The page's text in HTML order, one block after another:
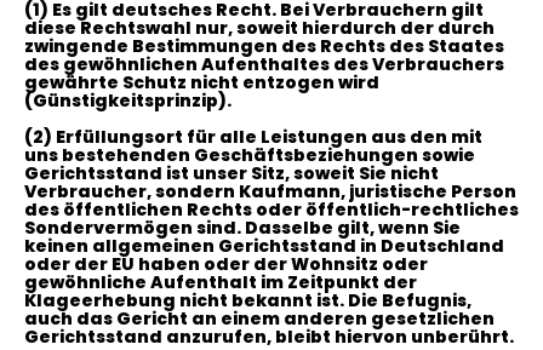
(1) Es gilt deutsches Recht. Bei Verbrauchern gilt
diese Rechtswahl nur, soweit hierdurch der durch
zwingende Bestimmungen des Rechts des Staates
des gewöhnlichen Aufenthaltes des Verbrauchers
gewährte Schutz nicht entzogen wird
(Günstigkeitsprinzip).
(2) Erfüllungsort für alle Leistungen aus den mit
uns bestehenden Geschäftsbeziehungen sowie
Gerichtsstand ist unser Sitz, soweit Sie nicht
Verbraucher, sondern Kaufmann, juristische Person
des öffentlichen Rechts oder öffentlich-rechtliches
Sondervermögen sind. Dasselbe gilt, wenn Sie
keinen allgemeinen Gerichtsstand in Deutschland
oder der EU haben oder der Wohnsitz oder
gewöhnliche Aufenthalt im Zeitpunkt der
Klageerhebung nicht bekannt ist. Die Befugnis,
auch das Gericht an einem anderen gesetzlichen
Gerichtsstand anzurufen, bleibt hiervon unberührt.